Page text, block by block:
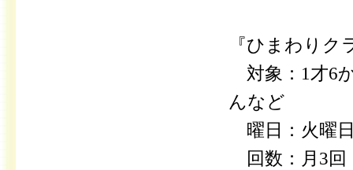
『ひまわりク
対象：1才6
んなど
曜日：火曜
回数：月3回